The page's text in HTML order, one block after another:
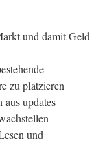
und damit Geld
zu platzieren
updates
und